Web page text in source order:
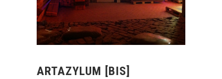
ARTAZYLUM [BIS]